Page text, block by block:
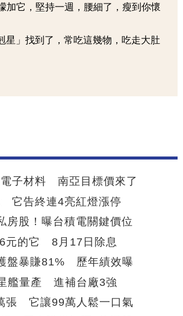
加它，堅持一週，腰細了，瘦到你懷
星」找到了，常吃這幾物，吃走大肚
子材料 南亞目標價來了
它告終連4亮紅燈漲停
房股！曝台積電關鍵價位
元的它 8月17日除息
盤暴賺81% 歷年績效曝
艦量產 進補台廠3強
張 它讓99萬人鬆一口氣